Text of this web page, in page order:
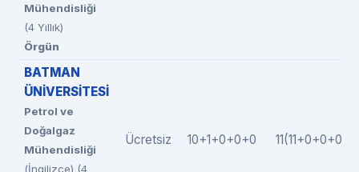
Mühendisliği
(4 Yıllık)
Örgün
BATMAN
ÜNİVERSİTESİ
Petrol ve
Doğalgaz
Mühendisliği
(İngilizce) (4
Ücretsiz 10+1+0+0+0